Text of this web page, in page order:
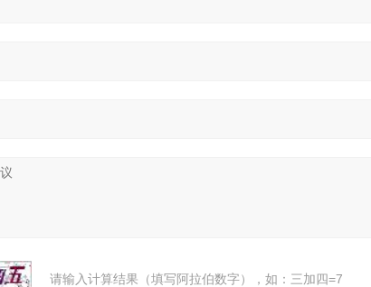
请输入计算结果（填写阿拉伯数字），如：三加四=7